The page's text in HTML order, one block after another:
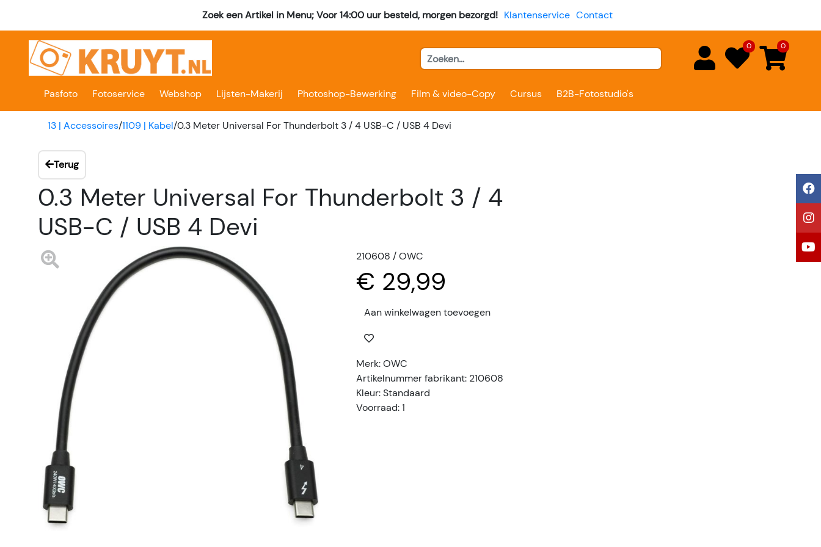
Zoek een Artikel in Menu; Voor 14:00 uur besteld, morgen bezorgd! Klantenservice Contact
0 0
Pasfoto Fotoservice Webshop Lijsten-Makerij Photoshop-Bewerking Film & video-Copy Cursus B2B-Fotostudio's
13 | Accessoires/1109 | Kabel/0.3 Meter Universal For Thunderbolt 3 / 4 USB-C / USB 4 Devi
Terug
0.3 Meter Universal For Thunderbolt 3 / 4
USB-C / USB 4 Devi
210608 / OWC
€ 29,99
Aan winkelwagen toevoegen
Merk: OWC
Artikelnummer fabrikant: 210608
Kleur: Standaard
Voorraad: 1